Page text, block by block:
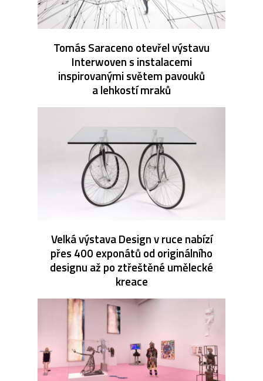
Tomás Saraceno otevřel výstavu
Interwoven s instalacemi
inspirovanými světem pavouků
a lehkostí mraků
Velká výstava Design v ruce nabízí
přes 400 exponátů od originálního
designu až po ztřeštěné umělecké
kreace